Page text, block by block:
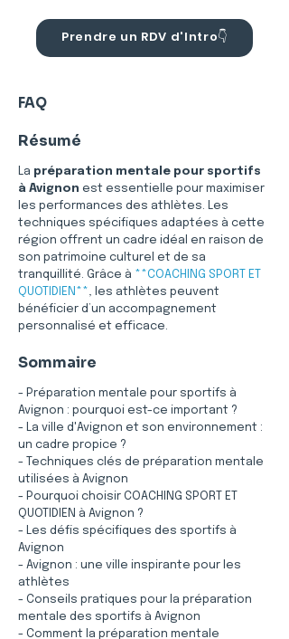
Prendre un RDV d'Intro👇
FAQ
Résumé
La préparation mentale pour sportifs
à Avignon est essentielle pour maximiser
les performances des athlètes. Les
techniques spécifiques adaptées à cette
région offrent un cadre idéal en raison de
son patrimoine culturel et de sa
tranquillité. Grâce à **COACHING SPORT ET
QUOTIDIEN**, les athlètes peuvent
bénéficier d’un accompagnement
personnalisé et efficace.
Sommaire
- Préparation mentale pour sportifs à
Avignon : pourquoi est-ce important ?
- La ville d'Avignon et son environnement :
un cadre propice ?
- Techniques clés de préparation mentale
utilisées à Avignon
- Pourquoi choisir COACHING SPORT ET
QUOTIDIEN à Avignon ?
- Les défis spécifiques des sportifs à
Avignon
- Avignon : une ville inspirante pour les
athlètes
- Conseils pratiques pour la préparation
mentale des sportifs à Avignon
- Comment la préparation mentale